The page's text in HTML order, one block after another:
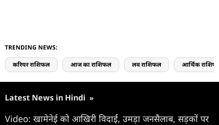
TRENDING NEWS:
करियर राशिफल आज का राशिफल लव राशिफल आर्थिक
Latest News in Hindi »
Video: खामेनेई को आखि‍री व‍िदाई, उमड़ा जनसैलाब, सड़कों पर